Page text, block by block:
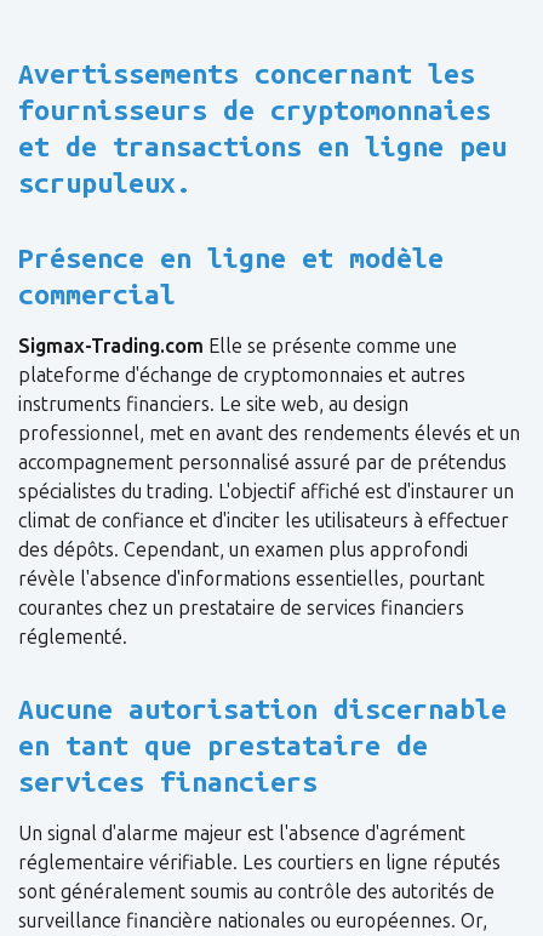
Avertissements concernant les
fournisseurs de cryptomonnaies
et de transactions en ligne peu
scrupuleux.
Présence en ligne et modèle
commercial
Sigmax-Trading.com Elle se présente comme une
plateforme d'échange de cryptomonnaies et autres
instruments financiers. Le site web, au design
professionnel, met en avant des rendements élevés et un
accompagnement personnalisé assuré par de prétendus
spécialistes du trading. L'objectif affiché est d'instaurer un
climat de confiance et d'inciter les utilisateurs à effectuer
des dépôts. Cependant, un examen plus approfondi
révèle l'absence d'informations essentielles, pourtant
courantes chez un prestataire de services financiers
réglementé.
Aucune autorisation discernable
en tant que prestataire de
services financiers
Un signal d'alarme majeur est l'absence d'agrément
réglementaire vérifiable. Les courtiers en ligne réputés
sont généralement soumis au contrôle des autorités de
surveillance financière nationales ou européennes. Or,